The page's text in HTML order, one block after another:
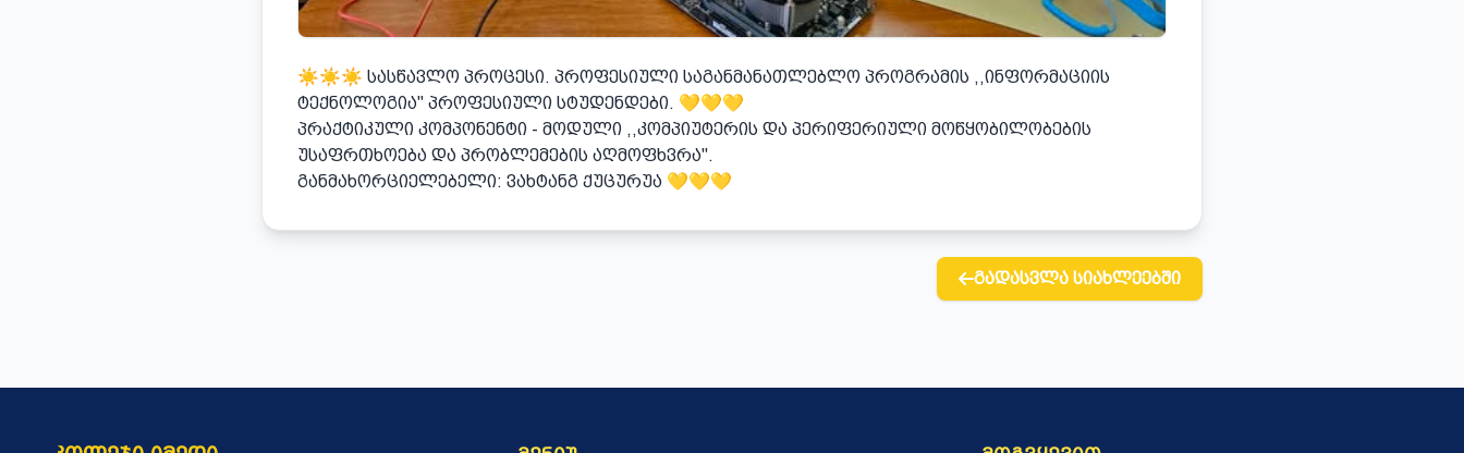
☀️☀️☀️ ᲡᲐᲡᲬᲐᲕᲚᲝ ᲞᲠᲝᲪᲔᲡᲘ. ᲞᲠᲝᲤᲔᲡᲘᲣᲚᲘ ᲡᲐᲒᲐᲜᲛᲐᲜᲐᲗᲚᲔᲑᲚᲝ ᲞᲠᲝᲒᲠᲐᲛᲘᲡ ,,ᲘᲜᲤᲝᲠᲛᲐᲪᲘᲘᲡ
ᲢᲔᲥᲜᲝᲚᲝᲒᲘᲐ" ᲞᲠᲝᲤᲔᲡᲘᲣᲚᲘ ᲡᲢᲣᲓᲔᲜᲓᲔᲑᲘ. 💛💛💛
ᲞᲠᲐᲥᲢᲘᲙᲣᲚᲘ ᲙᲝᲛᲞᲝᲜᲔᲜᲢᲘ - ᲛᲝᲓᲣᲚᲘ ,,ᲙᲝᲛᲞᲘᲣᲢᲔᲠᲘᲡ ᲓᲐ ᲞᲔᲠᲘᲤᲔᲠᲘᲣᲚᲘ ᲛᲝᲬᲧᲝᲑᲘᲚᲝᲑᲔᲑᲘᲡ
ᲣᲡᲐᲤᲠᲗᲮᲝᲔᲑᲐ ᲓᲐ ᲞᲠᲝᲑᲚᲔᲛᲔᲑᲘᲡ ᲐᲦᲛᲝᲤᲮᲕᲠᲐ".
ᲒᲐᲜᲛᲐᲮᲝᲠᲪᲘᲔᲚᲔᲑᲔᲚᲘ: ᲕᲐᲮᲢᲐᲜᲒ ᲥᲣᲪᲣᲠᲣᲐ 💛💛💛
ᲒᲐᲓᲐᲡᲕᲚᲐ ᲡᲘᲐᲮᲚᲔᲔᲑᲨᲘ